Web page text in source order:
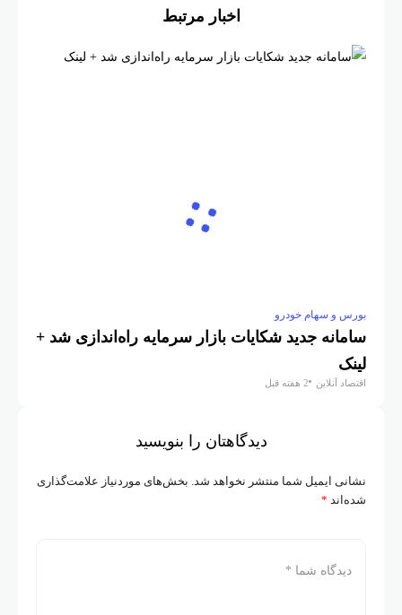
اخبار مرتبط
بورس و سهام خودرو
سامانه جدید شکایات بازار سرمایه راه‌اندازی شد +
لینک
اقتصاد آنلاین 2 هفته قبل
دیدگاهتان را بنویسید
نشانی ایمیل شما منتشر نخواهد شد. بخش‌های موردنیاز علامت‌گذاری
شده‌اند *